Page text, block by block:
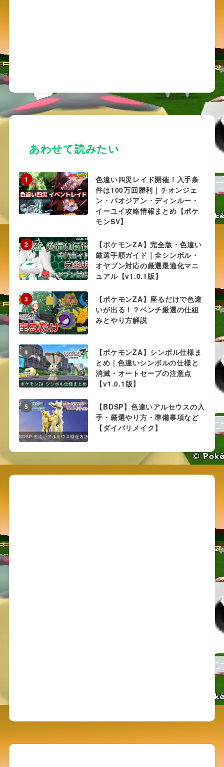
あわせて読みたい
1
色違い四災レイド開催！入手条
件は100万回勝利｜チオンジェ
ン・パオジアン・ディンルー・
イーユイ攻略情報まとめ【ポケ
モンSV】
2
【ポケモンZA】完全版・色違い
厳選手順ガイド｜全シンボル・
オヤブン対応の厳選最適化マニ
ュアル【v1.0.1版】
3
【ポケモンZA】座るだけで色違
いが出る！？ベンチ厳選の仕組
みとやり方解説
4
【ポケモンZA】シンボル仕様ま
とめ | 色違いシンボルの仕様と
消滅・オートセーブの注意点
【v1.0.1版】
5
【BDSP】色違いアルセウスの入
手・厳選やり方・準備事項など
【ダイパリメイク】